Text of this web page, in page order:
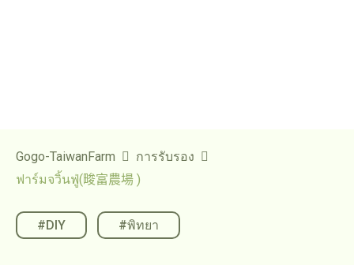
Gogo-TaiwanFarm
การรับรอง
ฟาร์มจวิ้นฟู่(畯富農場 )
#DIY #พิทยา